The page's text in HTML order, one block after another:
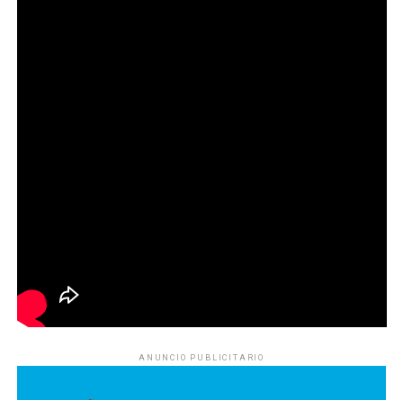
ANUNCIO PUBLICITARIO